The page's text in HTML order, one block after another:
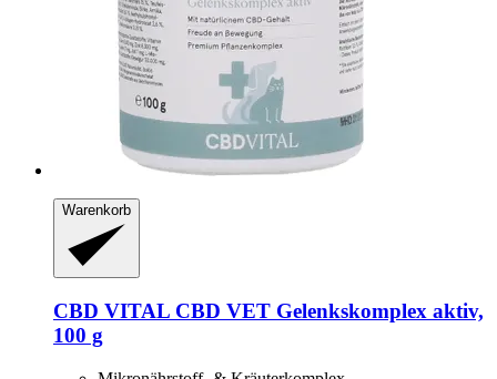
Warenkorb
CBD VITAL CBD VET Gelenkskomplex aktiv,
100 g